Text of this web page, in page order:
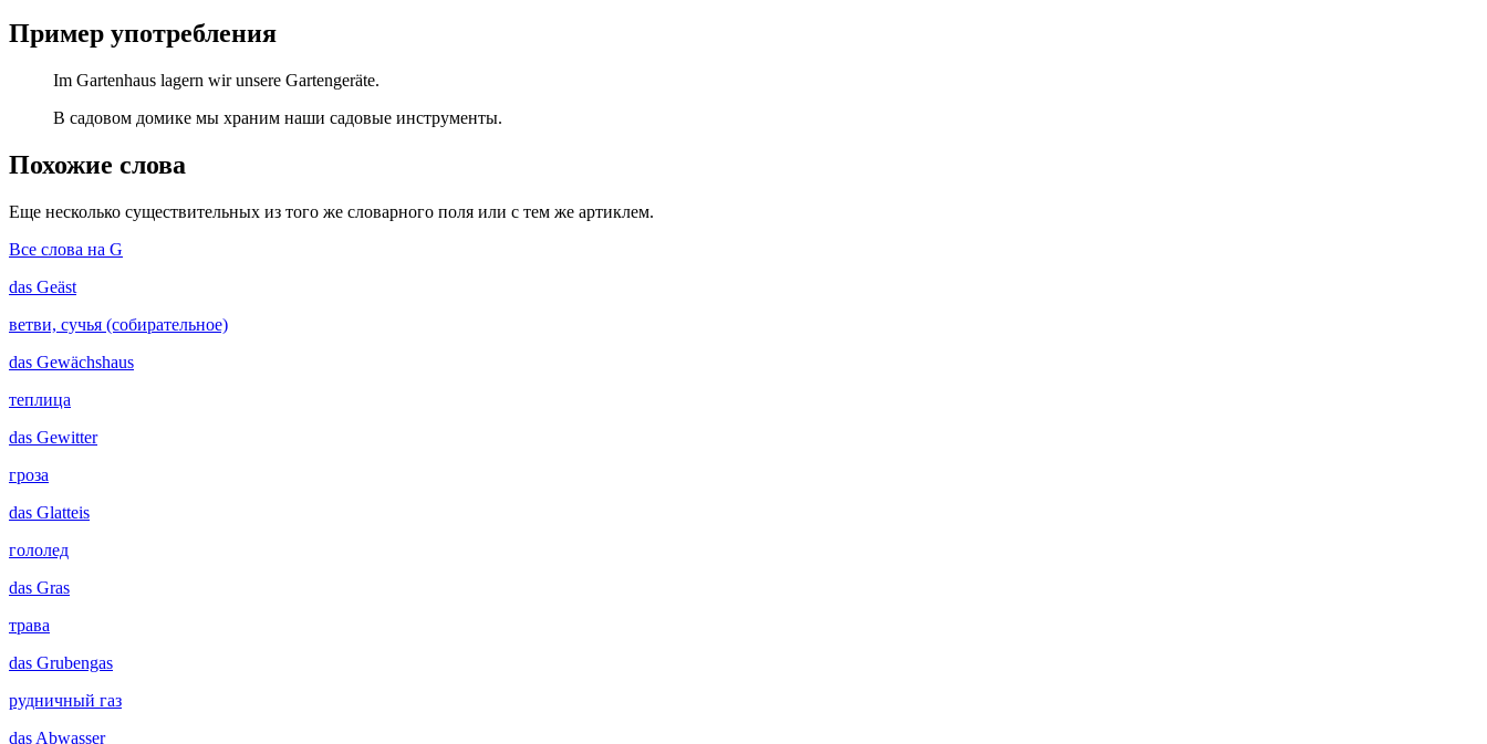
Пример употребления
Im Gartenhaus lagern wir unsere Gartengeräte.
В садовом домике мы храним наши садовые инструменты.
Похожие слова
Еще несколько существительных из того же словарного поля или с тем же артиклем.
Все слова на G
das Geäst
ветви, сучья (собирательное)
das Gewächshaus
теплица
das Gewitter
гроза
das Glatteis
гололед
das Gras
трава
das Grubengas
рудничный газ
das Abwasser